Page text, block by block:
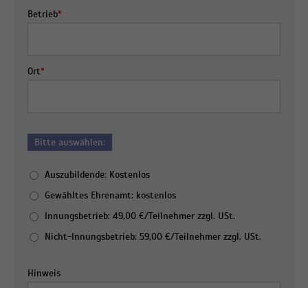
Betrieb*
Ort*
Bitte auswählen:
Auszubildende: Kostenlos
Gewähltes Ehrenamt: kostenlos
Innungsbetrieb: 49,00 €/Teilnehmer zzgl. USt.
Nicht-Innungsbetrieb: 59,00 €/Teilnehmer zzgl. USt.
Hinweis